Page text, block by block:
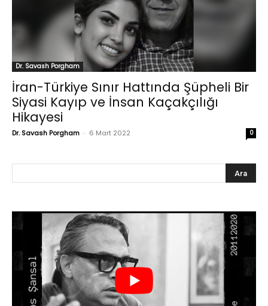
Dr. Savash Porgham
İran-Türkiye Sınır Hattında Şüpheli Bir
Siyasi Kayıp ve İnsan Kaçakçılığı
Hikayesi
Dr. Savash Porgham - 6 Mart 2022 0